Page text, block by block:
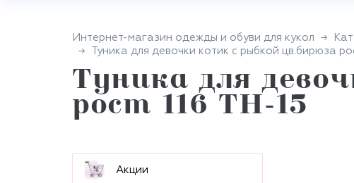
Интернет-магазин одежды и обуви для кукол
Туника для девочки котик с рыбкой цв.бирюза
Туника для
рост 116 ТН-15
Aкции